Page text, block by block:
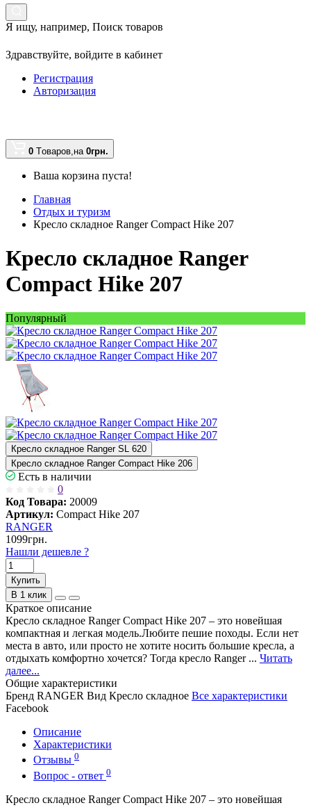
Я ищу, например, Поиск товаров
Здравствуйте, войдите в кабинет
Регистрация
Авторизация
0 Tоваров,на 0грн.
Ваша корзина пуста!
Главная
Отдых и туризм
Кресло складное Ranger Compact Hike 207
Кресло складное Ranger
Compact Hike 207
Популярный
Кресло складное Ranger SL 620
Кресло складное Ranger Compact Hike 206
Есть в наличии
0
Код Товара: 20009
Артикул: Compact Hike 207
RANGER
1099грн.
Нашли дешевле ?
Купить
В 1 клик
Краткое описание
Кресло складное Ranger Compact Hike 207 – это новейшая
компактная и легкая модель.Любите пешие походы. Если нет
места в авто, или просто не хотите носить большие кресла, а
отдыхать комфортно хочется? Тогда кресло Ranger ... Читать
далее...
Общие характеристики
Бренд RANGER Вид Кресло складное Все характеристики
Facebook
Описание
Характеристики
Отзывы 0
Вопрос - ответ 0
Кресло складное Ranger Compact Hike 207 – это новейшая